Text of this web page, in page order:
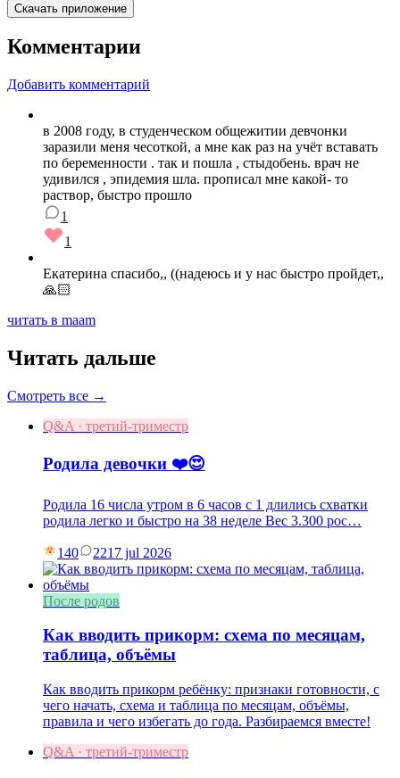
Скачать приложение
Комментарии
Добавить комментарий
в 2008 году, в студенческом общежитии девчонки
заразили меня чесоткой, а мне как раз на учёт вставать
по беременности . так и пошла , стыдобень. врач не
удивился , эпидемия шла. прописал мне какой- то
раствор, быстро прошло
1
1
Екатерина спасибо,, ((надеюсь и у нас быстро пройдет,,
🙏🏻
читать в maam
Читать дальше
Смотреть все →
Q&A · третий-триместр
Родила девочки ❤️😍
Родила 16 числа утром в 6 часов с 1 длились схватки
родила легко и быстро на 38 неделе Вес 3.300 рос…
140 2217 jul 2026
После родов
Как вводить прикорм: схема по месяцам,
таблица, объёмы
Как вводить прикорм ребёнку: признаки готовности, с
чего начать, схема и таблица по месяцам, объёмы,
правила и чего избегать до года. Разбираемся вместе!
Q&A · третий-триместр